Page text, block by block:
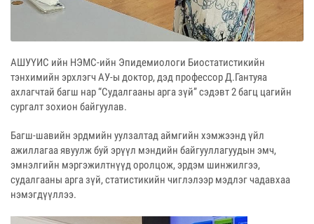
АШУҮИС ийн НЭМС-ийн Эпидемиологи Биостатистикийн
тэнхимийн эрхлэгч АУ-ы доктор, дэд профессор Д.Гантуяа
ахлагчтай багш нар “Судалгааны арга зүй” сэдэвт 2 багц цагийн
сургалт зохион байгуулав.
Багш-шавийн эрдмийн уулзалтад аймгийн хэмжээнд үйл
ажиллагаа явуулж буй эрүүл мэндийн байгууллагуудын эмч,
эмнэлгийн мэргэжилтнүүд оролцож, эрдэм шинжилгээ,
судалгааны арга зүй, статистикийн чиглэлээр мэдлэг чадавхаа
нэмэгдүүллээ.